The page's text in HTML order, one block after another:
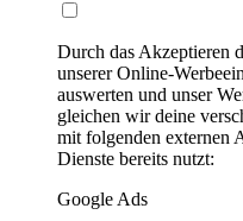
Durch das Akzeptieren
unserer Online-
auswerten und unser
gleichen wir deine
mit folgenden externen
Dienste bereits nutzt:
Google Ads